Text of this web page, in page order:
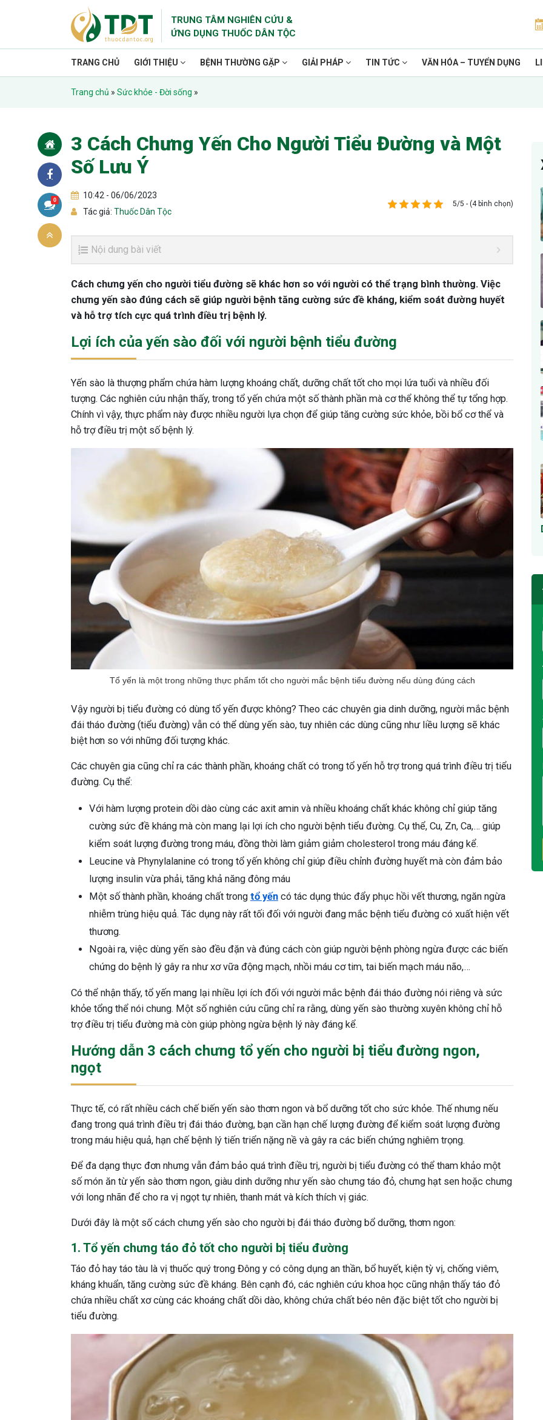
TRUNG TÂM NGHIÊN CỨU &
ỨNG DỤNG THUỐC DÂN TỘC
TRANG CHỦ GIỚI THIỆU BỆNH THƯỜNG GẶP GIẢI PHÁP TIN TỨC VĂN HÓA – TUYỂN DỤNG
Trang chủ » Sức khỏe - Đời sống »
3 Cách Chưng Yến Cho Người Tiểu Đường và Một
Số Lưu Ý
10:42 - 06/06/2023
Tác giả: Thuốc Dân Tộc
5/5 - (4 bình chọn)
0
Nội dung bài viết
Cách chưng yến cho người tiểu đường sẽ khác hơn so với người có thể trạng bình thường. Việc
chưng yến sào đúng cách sẽ giúp người bệnh tăng cường sức đề kháng, kiểm soát đường huyết
và hỗ trợ tích cực quá trình điều trị bệnh lý.
Lợi ích của yến sào đối với người bệnh tiểu đường
Yến sào là thượng phẩm chứa hàm lượng khoáng chất, dưỡng chất tốt cho mọi lứa tuổi và nhiều đối
tượng. Các nghiên cứu nhận thấy, trong tổ yến chứa một số thành phần mà cơ thể không thể tự tổng hợp.
Chính vì vậy, thực phẩm này được nhiều người lựa chọn để giúp tăng cường sức khỏe, bồi bổ cơ thể và
hỗ trợ điều trị một số bệnh lý.
Tổ yến là một trong những thực phẩm tốt cho người mắc bệnh tiểu đường nếu dùng đúng cách
Vậy người bị tiểu đường có dùng tổ yến được không? Theo các chuyên gia dinh dưỡng, người mắc bệnh
đái tháo đường (tiểu đường) vẫn có thể dùng yến sào, tuy nhiên các dùng cũng như liều lượng sẽ khác
biệt hơn so với những đối tượng khác.
Các chuyên gia cũng chỉ ra các thành phần, khoáng chất có trong tổ yến hỗ trợ trong quá trình điều trị tiểu
đường. Cụ thể:
Với hàm lượng protein dồi dào cùng các axit amin và nhiều khoáng chất khác không chỉ giúp tăng
cường sức đề kháng mà còn mang lại lợi ích cho người bệnh tiểu đường. Cụ thể, Cu, Zn, Ca,… giúp
kiểm soát lượng đường trong máu, đồng thời làm giảm giảm cholesterol trong máu đáng kể.
Leucine và Phynylalanine có trong tổ yến không chỉ giúp điều chỉnh đường huyết mà còn đảm bảo
lượng insulin vừa phải, tăng khả năng đông máu
Một số thành phần, khoáng chất trong tổ yến có tác dụng thúc đẩy phục hồi vết thương, ngăn ngừa
nhiễm trùng hiệu quả. Tác dụng này rất tối đối với người đang mắc bệnh tiểu đường có xuất hiện vết
thương.
Ngoài ra, việc dùng yến sào đều đặn và đúng cách còn giúp người bệnh phòng ngừa được các biến
chứng do bệnh lý gây ra như xơ vữa động mạch, nhồi máu cơ tim, tai biến mạch máu não,…
Có thể nhận thấy, tổ yến mang lại nhiều lợi ích đối với người mắc bệnh đái tháo đường nói riêng và sức
khỏe tổng thể nói chung. Một số nghiên cứu cũng chỉ ra rằng, dùng yến sào thường xuyên không chỉ hỗ
trợ điều trị tiểu đường mà còn giúp phòng ngừa bệnh lý này đáng kể.
Hướng dẫn 3 cách chưng tổ yến cho người bị tiểu đường ngon,
ngọt
Thực tế, có rất nhiều cách chế biến yến sào thơm ngon và bổ dưỡng tốt cho sức khỏe. Thế nhưng nếu
đang trong quá trình điều trị đái tháo đường, bạn cần hạn chế lượng đường để kiểm soát lượng đường
trong máu hiệu quả, hạn chế bệnh lý tiến triển nặng nề và gây ra các biến chứng nghiêm trọng.
Để đa dạng thực đơn nhưng vẫn đảm bảo quá trình điều trị, người bị tiểu đường có thể tham khảo một
số món ăn từ yến sào thơm ngon, giàu dinh dưỡng như yến sào chưng táo đỏ, chưng hạt sen hoặc chưng
với long nhãn để cho ra vị ngọt tự nhiên, thanh mát và kích thích vị giác.
Dưới đây là một số cách chưng yến sào cho người bị đái tháo đường bổ dưỡng, thơm ngon:
1. Tổ yến chưng táo đỏ tốt cho người bị tiểu đường
Táo đỏ hay táo tàu là vị thuốc quý trong Đông y có công dụng an thần, bổ huyết, kiện tỳ vị, chống viêm,
kháng khuẩn, tăng cường sức đề kháng. Bên cạnh đó, các nghiên cứu khoa học cũng nhận thấy táo đỏ
chứa nhiều chất xơ cùng các khoáng chất dồi dào, không chứa chất béo nên đặc biệt tốt cho người bị
tiểu đường.